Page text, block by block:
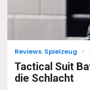
Categories
Reviews, Spielzeug
Tactical Suit
die Schlacht